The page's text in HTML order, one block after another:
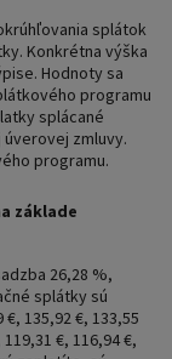
splátok
Konkrétna výška
Hodnoty sa
programu
splácané
zmluvy.
programu.
základe
26,28 %,
splátky sú
135,92 €, 133,55
€, 116,94 €,